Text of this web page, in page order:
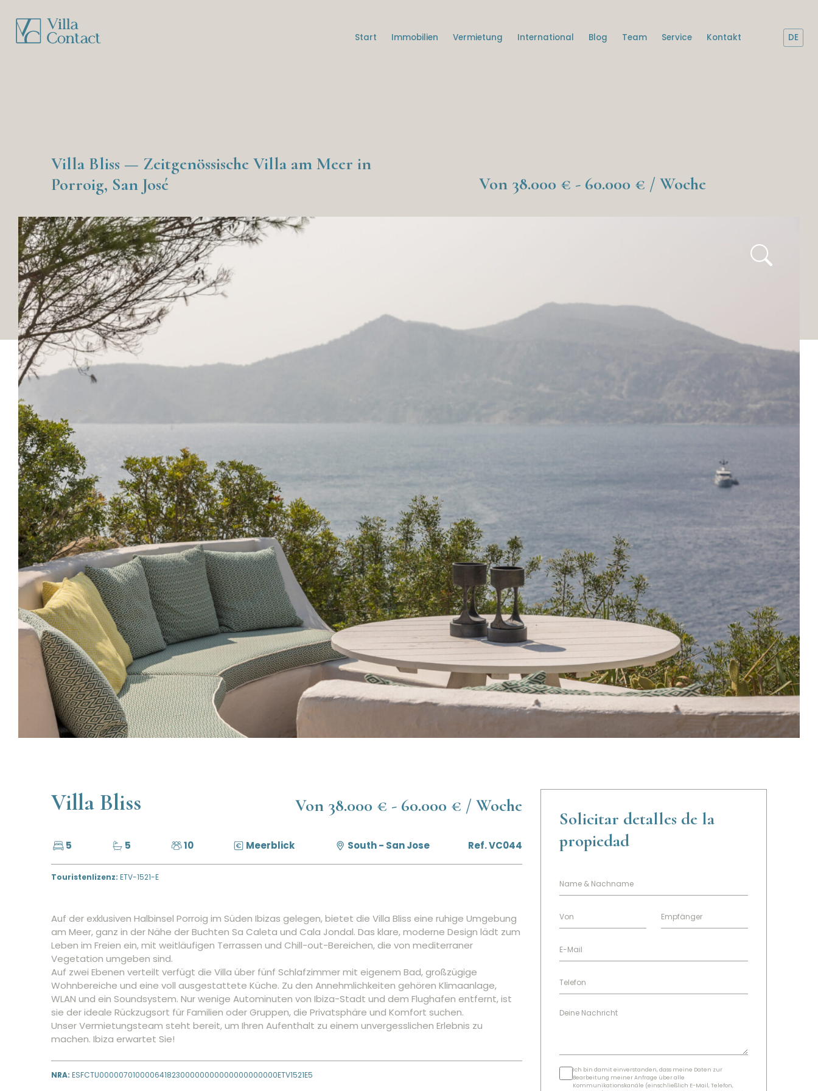
Start Immobilien Vermietung International Blog Team Service Kontakt DE
Villa Bliss — Zeitgenössische Villa am Meer in
Porroig, San José
Von 38.000 € - 60.000 € / Woche
Villa Bliss Von 38.000 € - 60.000 € / Woche
5 5 10 Meerblick South - San Jose Ref. VC044
Touristenlizenz: ETV-1521-E
Auf der exklusiven Halbinsel Porroig im Süden Ibizas gelegen, bietet die Villa Bliss eine ruhige Umgebung
am Meer, ganz in der Nähe der Buchten Sa Caleta und Cala Jondal. Das klare, moderne Design lädt zum
Leben im Freien ein, mit weitläufigen Terrassen und Chill-out-Bereichen, die von mediterraner
Vegetation umgeben sind.
Auf zwei Ebenen verteilt verfügt die Villa über fünf Schlafzimmer mit eigenem Bad, großzügige
Wohnbereiche und eine voll ausgestattete Küche. Zu den Annehmlichkeiten gehören Klimaanlage,
WLAN und ein Soundsystem. Nur wenige Autominuten von Ibiza-Stadt und dem Flughafen entfernt, ist
sie der ideale Rückzugsort für Familien oder Gruppen, die Privatsphäre und Komfort suchen.
Unser Vermietungsteam steht bereit, um Ihren Aufenthalt zu einem unvergesslichen Erlebnis zu
machen. Ibiza erwartet Sie!
NRA: ESFCTU00000701000064182300000000000000000000ETV1521E5
Solicitar detalles de la
propiedad
Ich bin damit einverstanden, dass meine Daten zur
Bearbeitung meiner Anfrage über alle
Kommunikationskanäle (einschließlich E-Mail, Telefon,